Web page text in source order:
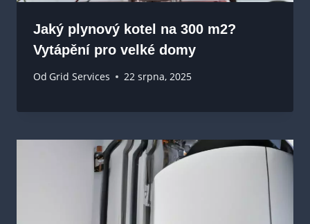
Jaký plynový kotel na 300 m2?
Vytápění pro velké domy
Od Grid Services 22 srpna, 2025